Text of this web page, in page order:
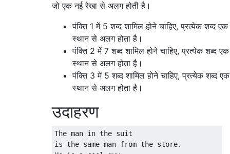
जो एक नई रेखा से अलग होती है।
पंक्ति 1 में 5 शब्द शामिल होने चाहिए, प्रत्येक शब्द एक
स्थान से अलग होता है।
पंक्ति 2 में 7 शब्द शामिल होने चाहिए, प्रत्येक शब्द एक
स्थान से अलग होता है।
पंक्ति 3 में 5 शब्द शामिल होने चाहिए, प्रत्येक शब्द एक
स्थान से अलग होता है।
उदाहरण
The man in the suit
is the same man from the store.